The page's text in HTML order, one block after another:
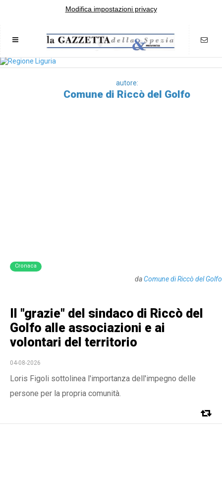
Modifica impostazioni privacy
autore:
Comune di Riccò del Golfo
Cronaca
daComune di Riccò del Golfo
Il "grazie" del sindaco di Riccò del
Golfo alle associazioni e ai
volontari del territorio
04-08-2026
Loris Figoli sottolinea l'importanza dell'impegno delle
persone per la propria comunità.